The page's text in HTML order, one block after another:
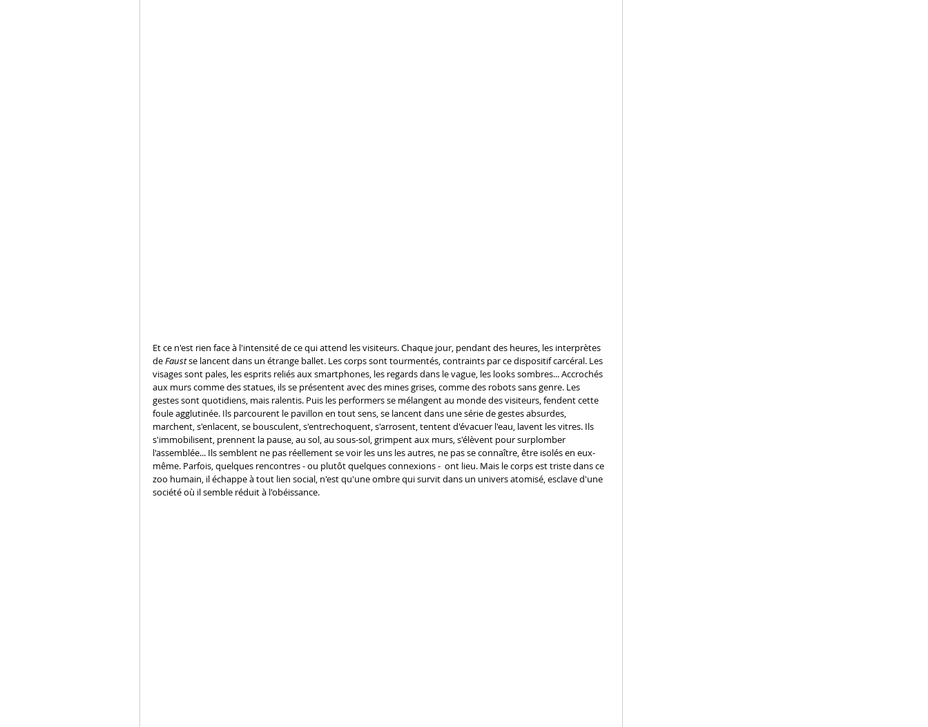
Et ce n'est rien face à l'intensité de ce qui attend les visiteurs. Chaque jour, pendant des heures, les interprètes
de Faust se lancent dans un étrange ballet. Les corps sont tourmentés, contraints par ce dispositif carcéral. Les
visages sont pales, les esprits reliés aux smartphones, les regards dans le vague, les looks sombres... Accrochés
aux murs comme des statues, ils se présentent avec des mines grises, comme des robots sans genre. Les
gestes sont quotidiens, mais ralentis. Puis les performers se mélangent au monde des visiteurs, fendent cette
foule agglutinée. Ils parcourent le pavillon en tout sens, se lancent dans une série de gestes absurdes,
marchent, s'enlacent, se bousculent, s'entrechoquent, s'arrosent, tentent d'évacuer l'eau, lavent les vitres. Ils
s'immobilisent, prennent la pause, au sol, au sous-sol, grimpent aux murs, s'élèvent pour surplomber
l'assemblée... Ils semblent ne pas réellement se voir les uns les autres, ne pas se connaître, être isolés en eux-
même. Parfois, quelques rencontres - ou plutôt quelques connexions -  ont lieu. Mais le corps est triste dans ce
zoo humain, il échappe à tout lien social, n'est qu'une ombre qui survit dans un univers atomisé, esclave d'une
société où il semble réduit à l'obéissance.